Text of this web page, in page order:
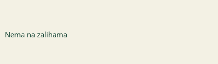
Nema na zalihama